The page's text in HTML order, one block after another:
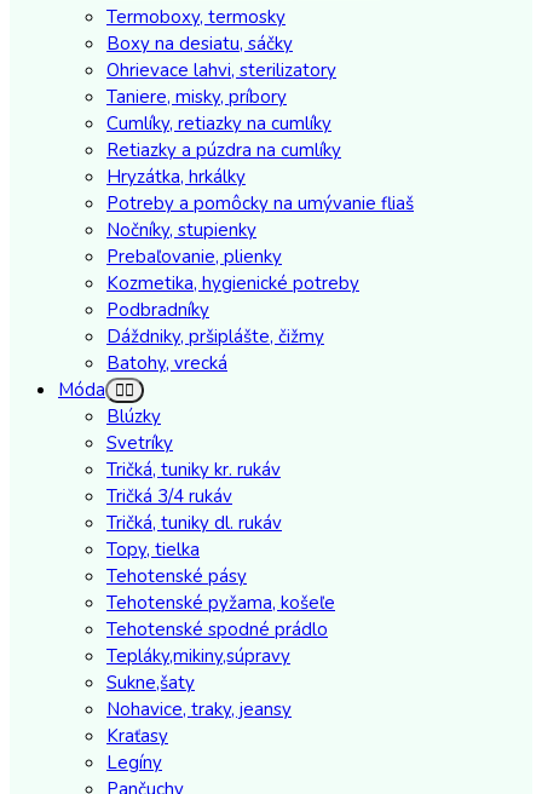
Termoboxy, termosky
Boxy na desiatu, sáčky
Ohrievace lahvi, sterilizatory
Taniere, misky, príbory
Cumlíky, retiazky na cumlíky
Retiazky a púzdra na cumlíky
Hryzátka, hrkálky
Potreby a pomôcky na umývanie fliaš
Nočníky, stupienky
Prebaľovanie, plienky
Kozmetika, hygienické potreby
Podbradníky
Dáždniky, pršiplášte, čižmy
Batohy, vrecká
Móda
Blúzky
Svetríky
Tričká, tuniky kr. rukáv
Tričká 3/4 rukáv
Tričká, tuniky dl. rukáv
Topy, tielka
Tehotenské pásy
Tehotenské pyžama, košeľe
Tehotenské spodné prádlo
Tepláky,mikiny,súpravy
Sukne,šaty
Nohavice, traky, jeansy
Kraťasy
Legíny
Pančuchy